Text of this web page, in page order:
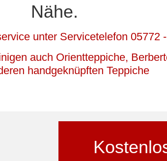
Nähe.
unter Servicetelefon 05772
auch Orientteppiche,
handgeknüpften Teppiche